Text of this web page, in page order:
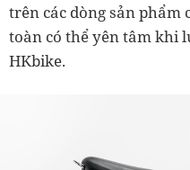
trên các dòng sản phẩm
toàn có thể yên tâm khi
HKbike.